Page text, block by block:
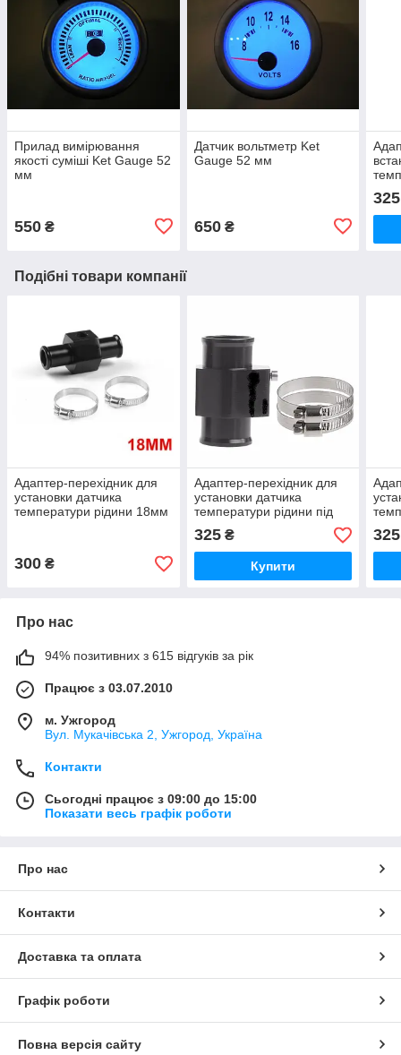
Прилад вимірювання
якості суміші Ket Gauge 52
мм
550 ₴
Датчик вольтметр Ket
Gauge 52 мм
650₴
325
Подібні товари компанії
Адаптер-перехідник для
установки датчика
температури рідини 18мм
300 ₴
Адаптер-перехідник для
установки датчика
температури рідини під
патрубок 34мм
325₴
Купити
325
Про нас
94% позитивних з 615 відгуків за рік
Працює з 03.07.2010
м. Ужгород
Вул. Мукачівська 2, Ужгород, Україна
Контакти
Сьогодні працює з 09:00 до 15:00
Показати весь графік роботи
Про нас
Контакти
Доставка та оплата
Графік роботи
Повна версія сайту